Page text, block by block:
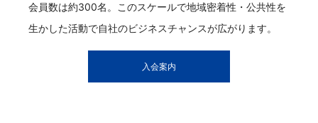
会員数は約300名。このスケールで地域密着性・公共性を
生かした活動で自社のビジネスチャンスが広がります。
入会案内